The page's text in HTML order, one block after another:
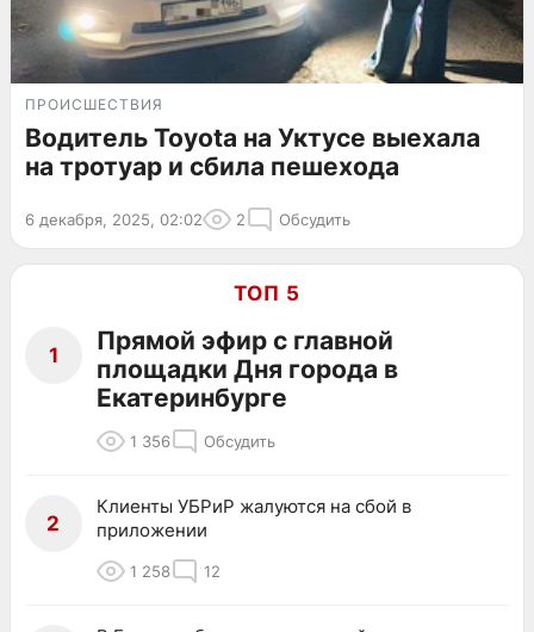
ПРОИСШЕСТВИЯ
Водитель Toyota на Уктусе выехала
на тротуар и сбила пешехода
6 декабря, 2025, 02:02 2 Обсудить
ТОП 5
1
Прямой эфир с главной
площадки Дня города в
Екатеринбурге
1 356 Обсудить
2
Клиенты УБРиР жалуются на сбой в
приложении
1 258 12